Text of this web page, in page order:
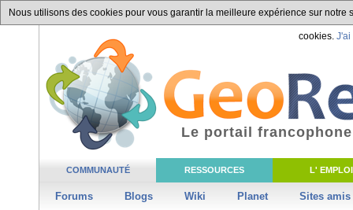
Nous utilisons des cookies pour vous garantir la meilleure expérience sur
cookies. J'ai
COMMUNAUTÉ RESSOURCES L' EMPLOI
Forums Blogs Wiki Planet Sites amis
Le portail